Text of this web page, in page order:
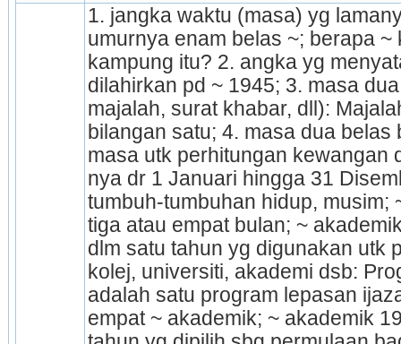
1. jangka waktu (masa) yg
umurnya enam belas ~; berapa ~
kampung itu? 2. angka yg
dilahir­kan pd ~ 1945; 3. masa
majalah, surat khabar, dll):
bilangan satu; 4. masa dua belas
masa utk perhitungan
nya dr 1 Januari hingga 31
tumbuh-tumbuhan hidup, musim;
tiga atau empat bulan; ~
dlm satu tahun yg digunakan utk
kolej, universiti, akademi dsb:
adalah satu program lepasan
empat ~ akademik; ~ akademik